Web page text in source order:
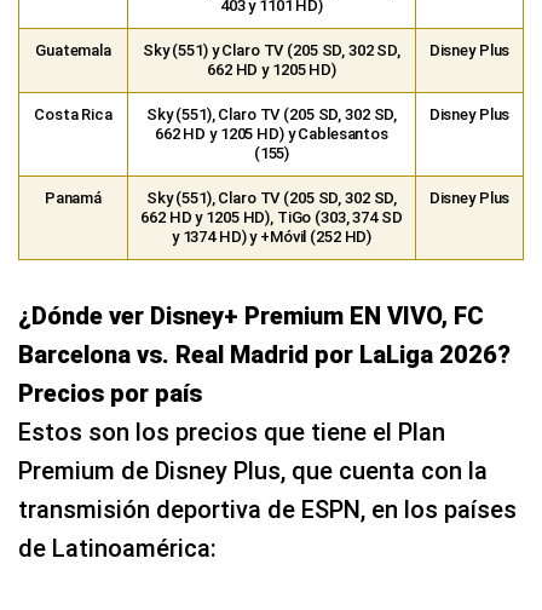
Panamá
Sky (551), Claro TV (205 SD, 302 SD,
662 HD y 1205 HD), TiGo (303, 374 SD
y 1374 HD) y +Móvil (252 HD)
Disney Plus
¿Dónde ver Disney+ Premium EN VIVO, FC
Barcelona vs. Real Madrid por LaLiga 2026?
Precios por país
Estos son los precios que tiene el Plan
Premium de Disney Plus, que cuenta con la
transmisión deportiva de ESPN, en los países
de Latinoamérica:
Países
Disney Plus Premium
(Mensual)
Disney Plus Premium
(Anual)